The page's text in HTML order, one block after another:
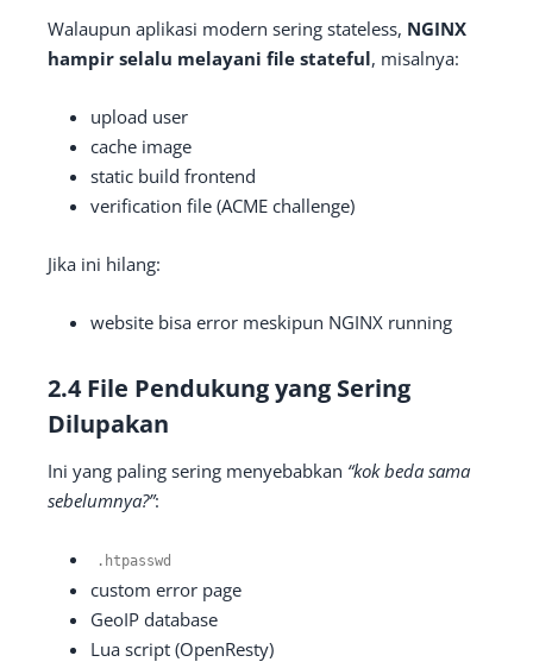
Walaupun aplikasi modern sering stateless, NGINX
hampir selalu melayani file stateful, misalnya:
upload user
cache image
static build frontend
verification file (ACME challenge)
Jika ini hilang:
website bisa error meskipun NGINX running
2.4 File Pendukung yang Sering
Dilupakan
Ini yang paling sering menyebabkan “kok beda sama
sebelumnya?”:
. htpasswd
custom error page
GeoIP database
Lua script (OpenResty)